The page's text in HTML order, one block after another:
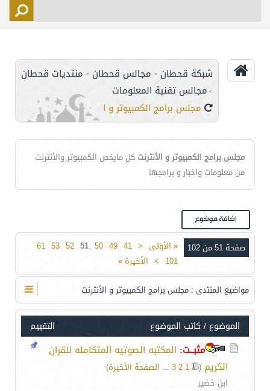
التحكم
شبكة قحطان - مجالس قحطان - منتديات قحطان
> مجالس تقنية المعلومات
مجلس برامج الكمبيوتر و الأنترنت
مجلس برامج الكمبيوتر و الأنترنت كل مايخص الكمبيوتر والأنترنت
من معلومات واخبار و برامجها
صفحة 51 من 102 « الأولى <
41
49
50
51
52
53
61
101
> الأخيرة»
مواضيع المنتدى : مجلس برامج الكمبيوتر و الأنترنت
التقييم الموضوع / كاتب الموضوع
مثبــت: المكتبه الصوتيه المتكامله للقران
الكريم (
1
2
3
... الصفحة الأخيرة)
ابن خضير